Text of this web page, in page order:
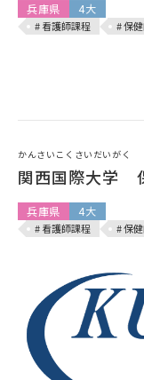
兵庫県 4大
# 看護師課程 # 保
かんさいこくさいだいがく
関西国際大学
兵庫県 4大
# 看護師課程 # 保